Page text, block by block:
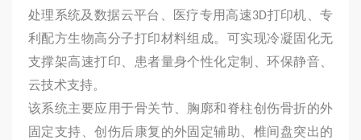
处理系统及数据云平台、医疗专用高速3D打印机、专
利配方生物高分子打印材料组成。可实现冷凝固化无
支撑架高速打印、患者量身个性化定制、环保静音、
云技术支持。
该系统主要应用于骨关节、胸廓和脊柱创伤骨折的外
固定支持、创伤后康复的外固定辅助、椎间盘突出的